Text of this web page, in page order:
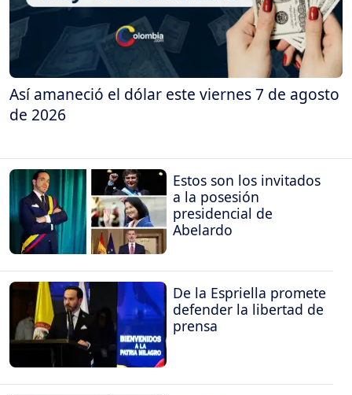
Así amaneció el dólar este viernes 7 de agosto
de 2026
Estos son los invitados
a la posesión
presidencial de
Abelardo
De la Espriella promete
defender la libertad de
prensa